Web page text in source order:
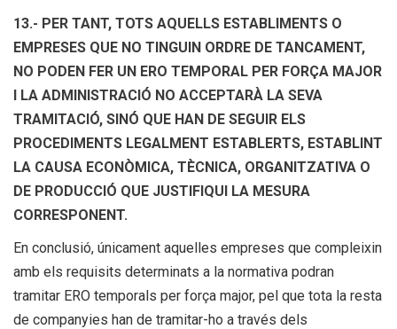
13.- PER TANT, TOTS AQUELLS ESTABLIMENTS O
EMPRESES QUE NO TINGUIN ORDRE DE TANCAMENT,
NO PODEN FER UN ERO TEMPORAL PER FORÇA MAJOR
I LA ADMINISTRACIÓ NO ACCEPTARÀ LA SEVA
TRAMITACIÓ, SINÓ QUE HAN DE SEGUIR ELS
PROCEDIMENTS LEGALMENT ESTABLERTS, ESTABLINT
LA CAUSA ECONÒMICA, TÈCNICA, ORGANITZATIVA O
DE PRODUCCIÓ QUE JUSTIFIQUI LA MESURA
CORRESPONENT.
En conclusió, únicament aquelles empreses que compleixin
amb els requisits determinats a la normativa podran
tramitar ERO temporals per força major, pel que tota la resta
de companyies han de tramitar-ho a través dels